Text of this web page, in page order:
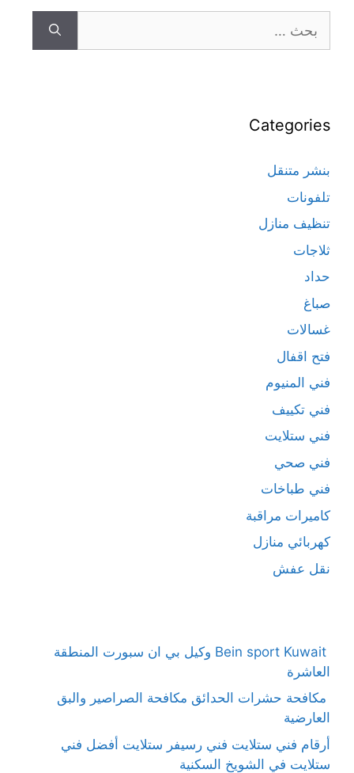
Categories
بنشر متنقل
تلفونات
تنظيف منازل
ثلاجات
حداد
صباغ
غسالات
فتح اقفال
فني المنيوم
فني تكييف
فني ستلايت
فني صحي
فني طباخات
كاميرات مراقبة
كهربائي منازل
نقل عفش
Bein sport Kuwait وكيل بي ان سبورت المنطقة
العاشرة
مكافحة حشرات الحدائق مكافحة الصراصير والبق
العارضية
أرقام فني ستلايت فني رسيفر ستلايت أفضل فني
ستلايت في الشويخ السكنية